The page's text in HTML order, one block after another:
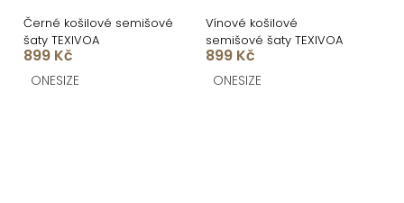
Černé košilové semišové
šaty TEXIVOA
899 Kč
ONESIZE
Vínové košilové
semišové šaty TEXIVOA
899 Kč
ONESIZE